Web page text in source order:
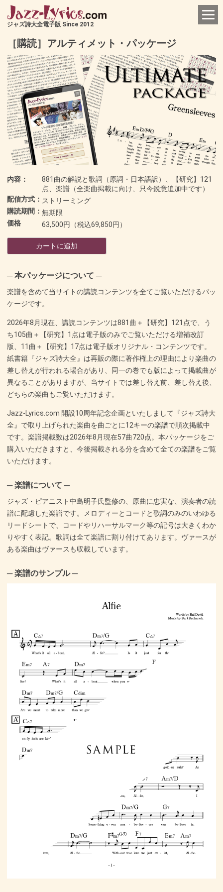
ジャズ詩大全電子版 Since 2012
［購読］アルティメット・パッケージ
内容：
881曲の解説と歌詞（原詞・日本語訳）、【研究】121
点、楽譜（全楽曲掲載に向け、只今鋭意追加中です）
配信方式： ストリーミング
購読期間： 無期限
価格
63,500円（税込69,850円）
カートに追加
─ 本パッケージについて ─
楽譜を含めて当サイトの講読コンテンツを全てご覧いただけるパッ
ケージです。
2026年8月現在、講読コンテンツは881曲＋【研究】121点で、う
ち105曲＋【研究】1点は電子版のみでご覧いただける増補改訂
版、11曲＋【研究】17点は電子版オリジナル・コンテンツです。
紙書籍『ジャズ詩大全』は再販の際に著作権上の理由により楽曲の
差し替えが行われる場合があり、同一の巻でも版によって掲載曲が
異なることがありますが、当サイトでは差し替え前、差し替え後、
どちらの楽曲もご覧いただけます。
Jazz-Lyrics.com 開設10周年記念企画といたしまして『ジャズ詩大
全』で取り上げられた楽曲を曲ごとに12キーの楽譜で順次掲載中
です。楽譜掲載数は2026年8月現在57曲720点。本パッケージをご
購入いただきますと、今後掲載される分を含めて全ての楽譜をご覧
いただけます。
─ 楽譜について ─
ジャズ・ピアニスト中島明子氏監修の、原曲に忠実な、演奏者の読
譜に配慮した楽譜です。メロディーとコードと歌詞のみのいわゆる
リードシートで、コードやリハーサルマーク等の記号は大きくわか
りやすく表記。歌詞は全て楽譜に割り付けてあります。ヴァースが
ある楽曲はヴァースも収載しています。
─ 楽譜のサンプル ─